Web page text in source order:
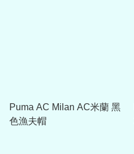
Puma AC Milan AC米蘭 黑
色漁夫帽